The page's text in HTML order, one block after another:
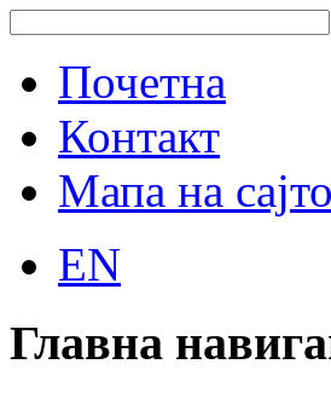
Почетна
Контакт
Мапа на
EN
Главна